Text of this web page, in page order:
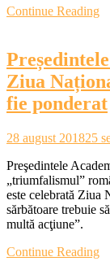
zile
noului
an
universitar
Continue Reading
Ziua
fie ponderat
28 august 201825
Preşedintele
„triumfalismul”
este celebrată Ziua
sărbătoare trebuie
multă acţiune”.
Continue Reading